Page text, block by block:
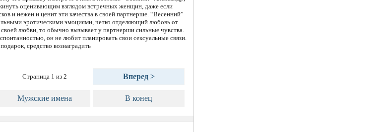
оценивающим взглядом встречных женщин, даже если
и нежен и ценит эти качества в своей партнерше. “Весенний”
эротическими эмоциями, четко отделяющий любовь от
своей любви, то обычно вызывает у партнерши сильные чувства.
он не любит планировать свои сексуальные связи.
средство вознаградить
Страница 1 из 2 Вперед >
Мужские имена В конец